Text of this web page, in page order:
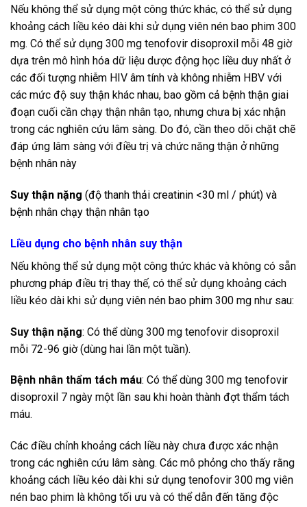
Nếu không thể sử dụng một công thức khác, có thể sử dụng
khoảng cách liều kéo dài khi sử dụng viên nén bao phim 300
mg. Có thể sử dụng 300 mg tenofovir disoproxil mỗi 48 giờ
dựa trên mô hình hóa dữ liệu dược động học liều duy nhất ở
các đối tượng nhiễm HIV âm tính và không nhiễm HBV với
các mức độ suy thận khác nhau, bao gồm cả bệnh thận giai
đoạn cuối cần chạy thận nhân tạo, nhưng chưa bị xác nhận
trong các nghiên cứu lâm sàng. Do đó, cần theo dõi chặt chẽ
đáp ứng lâm sàng với điều trị và chức năng thận ở những
bệnh nhân này
Suy thận nặng (độ thanh thải creatinin <30 ml / phút) và
bệnh nhân chạy thận nhân tạo
Liều dụng cho bệnh nhân suy thận
Nếu không thể sử dụng một công thức khác và không có sẵn
phương pháp điều trị thay thế, có thể sử dụng khoảng cách
liều kéo dài khi sử dụng viên nén bao phim 300 mg như sau:
Suy thận nặng: Có thể dùng 300 mg tenofovir disoproxil
mỗi 72-96 giờ (dùng hai lần một tuần).
Bệnh nhân thẩm tách máu: Có thể dùng 300 mg tenofovir
disoproxil 7 ngày một lần sau khi hoàn thành đợt thẩm tách
máu.
Các điều chỉnh khoảng cách liều này chưa được xác nhận
trong các nghiên cứu lâm sàng. Các mô phỏng cho thấy rằng
khoảng cách liều kéo dài khi sử dụng tenofovir 300 mg viên
nén bao phim là không tối ưu và có thể dẫn đến tăng độc